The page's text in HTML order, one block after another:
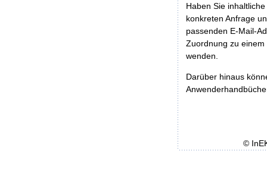
Haben Sie
konkreten Anfrage
passenden E-Mail-
Zuordnung zu
wenden.
Darüber hinaus
©